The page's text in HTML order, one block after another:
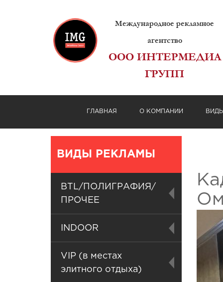
Международное рекламное
агентство
ООО ИНТЕРМЕДИА
ГРУПП
ГЛАВНАЯ О КОМПАНИИ
ВИДЫ РЕКЛАМЫ
BTL/ПОЛИГРАФИЯ/
ПРОЧЕЕ
INDOOR
VIP (в местах
элитного отдыха)